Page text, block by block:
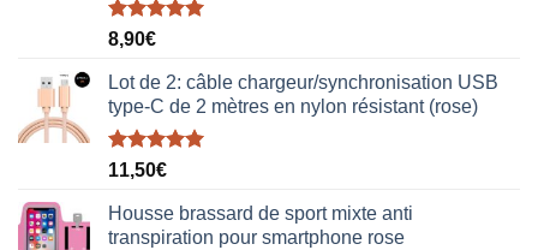
Note5.00
8,90€
Lot de 2: câble chargeur/synchronisation USB
type-C de 2 mètres en nylon résistant (rose)
Note5.00
11,50€
Housse brassard de sport mixte anti
transpiration pour smartphone rose